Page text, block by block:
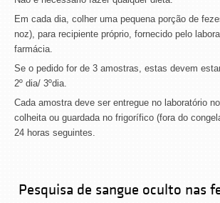
Em cada dia, colher uma pequena porção de
noz), para recipiente próprio, fornecido pelo
farmácia.
Se o pedido for de 3 amostras, estas devem
2º dia/ 3ºdia.
Cada amostra deve ser entregue no laboratório
colheita ou guardada no frigorífico (fora do
24 horas seguintes.
Pesquisa de sangue oculto nas